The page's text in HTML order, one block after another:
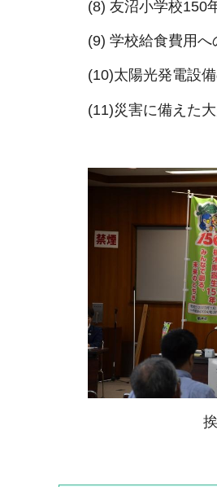
(8) 友沼小学校150
(9) 学校給食費用へ
(10)太陽光発電設
(11)災害に備えた